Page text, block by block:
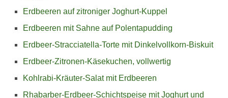
Erdbeeren auf zitroniger Joghurt-Kuppel
Erdbeeren mit Sahne auf Polentapudding
Erdbeer-Stracciatella-Torte mit Dinkelvollkorn-Biskuit
Erdbeer-Zitronen-Käsekuchen, vollwertig
Kohlrabi-Kräuter-Salat mit Erdbeeren
Rhabarber-Erdbeer-Schichtspeise mit Joghurt und